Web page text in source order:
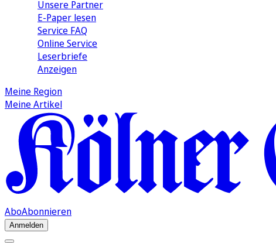
Unsere Partner
E-Paper lesen
Service FAQ
Online Service
Leserbriefe
Anzeigen
Meine Region
Meine Artikel
AboAbonnieren
Anmelden